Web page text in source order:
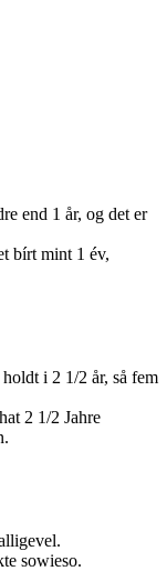
end 1 år, og det er
bírt mint 1 év,
i 2 1/2 år, så fem
2 1/2 Jahre
sowieso.